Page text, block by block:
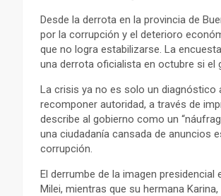
Desde la derrota en la provincia de
por la corrupción y el deterioro
que no logra estabilizarse. La
una derrota oficialista en octubre si el
La crisis ya no es solo un diagnóstico
recomponer autoridad, a través de
describe al gobierno como un
una ciudadanía cansada de anuncios
corrupción.
El derrumbe de la imagen
Milei, mientras que su hermana